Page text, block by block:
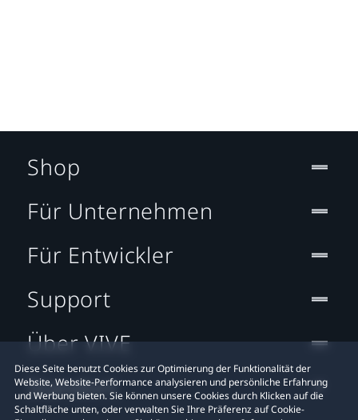
Diese Seite benutzt Cookies zur Optimierung der Funktionalität der
Website, Website-Performance analysieren und persönliche Erfahrung
und Werbung bieten. Sie können unsere Cookies durch Klicken auf die
Schaltfläche unten, oder verwalten Sie Ihre Präferenz auf Cookie-
Shop
Für Unternehmen
Für Entwickler
Support
Über VIVE
Standort